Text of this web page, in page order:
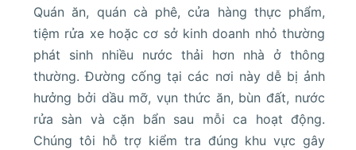
Quán ăn, quán cà phê, cửa hàng thực phẩm,
tiệm rửa xe hoặc cơ sở kinh doanh nhỏ thường
phát sinh nhiều nước thải hơn nhà ở thông
thường. Đường cống tại các nơi này dễ bị ảnh
hưởng bởi dầu mỡ, vụn thức ăn, bùn đất, nước
rửa sàn và cặn bẩn sau mỗi ca hoạt động.
Chúng tôi hỗ trợ kiểm tra đúng khu vực gây